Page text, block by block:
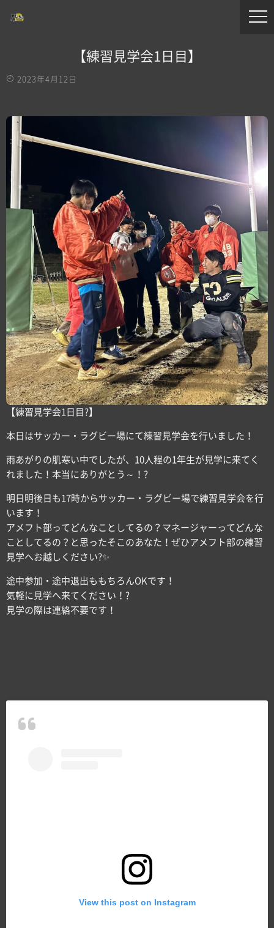
【練習見学会1日目】
2023年4月12日
【練習見学会1日目?】
本日はサッカー・ラグビー場にて練習見学会を行いました！
雨あがりの肌寒い中でしたが、10人程の1年生が見学に来てく
れました！本当にありがとう～！?
明日明後日も17時からサッカー・ラグビー場で練習見学会を行
います！
アメフト部ってどんなことしてるの？マネージャーってどんな
ことしてるの？と思ったそこのあなた！ぜひアメフト部の練習
見学へお越しください?✨
途中参加・途中退出ももちろんOKです！
気軽に見学へ来てください！?
見学の際は連絡不要です！
View this post on Instagram